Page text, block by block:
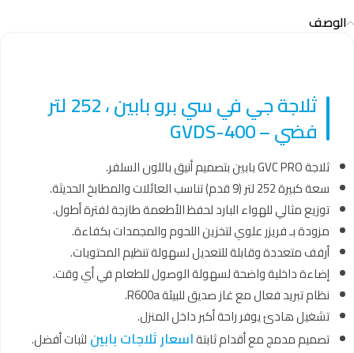
الوصف
ثلاجة جي في سي برو بابين ، 252 لتر
فضي – GVDS-400
ثلاجة GVC PRO بابين بتصميم أنيق باللون السلفر.
سعة كبيرة 252 لتر (9 قدم) تناسب العائلات والمطابخ الحديثة.
توزيع مثالي للهواء البارد لحفظ الأطعمة طازجة لفترة أطول.
مزودة بـ فريزر علوي لتخزين اللحوم والمجمدات بكفاءة.
أرفف متعددة وقابلة للتعديل لسهولة تنظيم المحتويات.
إضاءة داخلية واضحة لسهولة الوصول للطعام في أي وقت.
نظام تبريد فعال مع غاز صديق للبيئة R600a.
تشغيل هادئ يوفر راحة أكبر داخل المنزل.
تصميم مدمج مع أقدام ثابتةاسعار ثلاجات بابين لثبات أفضل.